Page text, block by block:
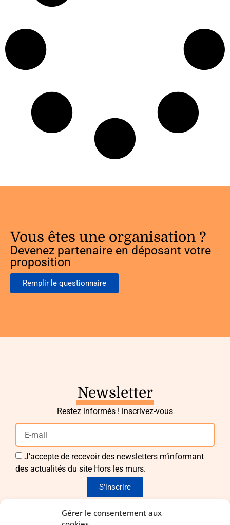
Gérer le consentement aux
Vous êtes une organisation ?
Devenez partenaire en déposant votre
proposition
Remplir le questionnaire
Newsletter
Restez informés ! inscrivez-vous
J’accepte de recevoir des newsletters m’informant
des actualités du site Hors les murs.
S'inscrire
Envie de nous rejoindre ?